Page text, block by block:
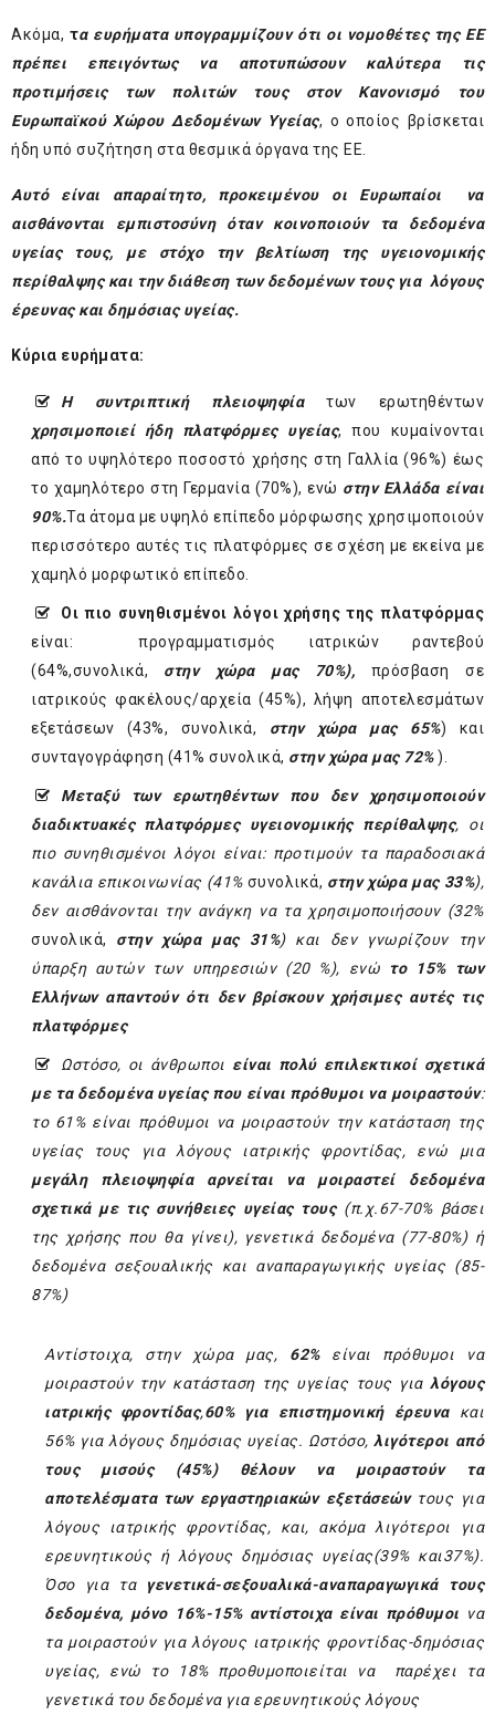
Ακόμα, τα ευρήματα υπογραμμίζουν ότι οι νομοθέτες της ΕΕ
πρέπει επειγόντως να αποτυπώσουν καλύτερα τις
προτιμήσεις των πολιτών τους στον Κανονισμό του
Ευρωπαϊκού Χώρου Δεδομένων Υγείας, ο οποίος βρίσκεται
ήδη υπό συζήτηση στα θεσμικά όργανα της ΕΕ.
Αυτό είναι απαραίτητο, προκειμένου οι Ευρωπαίοι να
αισθάνονται εμπιστοσύνη όταν κοινοποιούν τα δεδομένα
υγείας τους, με στόχο την βελτίωση της υγειονομικής
περίθαλψης και την διάθεση των δεδομένων τους για λόγους
έρευνας και δημόσιας υγείας.
Κύρια ευρήματα:
Η συντριπτική πλειοψηφίατων ερωτηθέντων
χρησιμοποιεί ήδη πλατφόρμες υγείας, που κυμαίνονται
από το υψηλότερο ποσοστό χρήσης στη Γαλλία (96%) έως
το χαμηλότερο στη Γερμανία (70%), ενώ στην Ελλάδα είναι
90%.Τα άτομα με υψηλό επίπεδο μόρφωσης χρησιμοποιούν
περισσότερο αυτές τις πλατφόρμες σε σχέση με εκείνα με
χαμηλό μορφωτικό επίπεδο.
Οι πιο συνηθισμένοι λόγοι χρήσης της πλατφόρμας
είναι: προγραμματισμός ιατρικών ραντεβού
(64%,συνολικά, στην χώρα μας 70%), πρόσβαση σε
ιατρικούς φακέλους/αρχεία (45%), λήψη αποτελεσμάτων
εξετάσεων (43%, συνολικά, στην χώρα μας 65%) και
συνταγογράφηση (41% συνολικά, στην χώρα μας 72%).
Μεταξύ των ερωτηθέντων που δεν χρησιμοποιούν
διαδικτυακές πλατφόρμες υγειονομικής περίθαλψης, οι
πιο συνηθισμένοι λόγοι είναι: προτιμούν τα παραδοσιακά
κανάλια επικοινωνίας (41% συνολικά, στην χώρα μας 33%),
δεν αισθάνονται την ανάγκη να τα χρησιμοποιήσουν (32%
συνολικά, στην χώρα μας 31%) και δεν γνωρίζουν την
ύπαρξη αυτών των υπηρεσιών (20 %), ενώ
το 15% των
Ελλήνων απαντούν ότι δεν βρίσκουν χρήσιμες αυτές τις
πλατφόρμες
Ωστόσο, οι άνθρωποι είναι πολύ επιλεκτικοί σχετικά
με τα δεδομένα υγείας που είναι πρόθυμοι να μοιραστούν:
το 61% είναι πρόθυμοι να μοιραστούν την κατάσταση της
υγείας τους για λόγους ιατρικής φροντίδας, ενώ μια
μεγάλη πλειοψηφία αρνείται να μοιραστεί δεδομένα
σχετικά με τις συνήθειες υγείας τους(π.χ.67-70% βάσει
της χρήσης που θα γίνει), γενετικά δεδομένα (77-80%) ή
δεδομένα σεξουαλικής και αναπαραγωγικής υγείας (85-
87%)
Αντίστοιχα, στην χώρα μας, 62%είναι πρόθυμοι να
μοιραστούν την κατάσταση της υγείας τους για λόγους
ιατρικής φροντίδας,60% για επιστημονική έρευνακαι
56% για λόγους δημόσιας υγείας. Ωστόσο,λιγότεροι από
τους μισούς (45%) θέλουν να μοιραστούν τα
αποτελέσματα των εργαστηριακών εξετάσεώντους για
λόγους ιατρικής φροντίδας, και, ακόμα λιγότεροι για
ερευνητικούς ή λόγους δημόσιας υγείας(39% και37%).
Όσο για τα
γενετικά-σεξουαλικά-αναπαραγωγικά τους
δεδομένα, μόνο 16%-15% αντίστοιχα είναι πρόθυμοι να
τα μοιραστούν για λόγους ιατρικής φροντίδας-δημόσιας
υγείας, ενώ το 18% προθυμοποιείται να παρέχει τα
γενετικά του δεδομένα για ερευνητικούς λόγους